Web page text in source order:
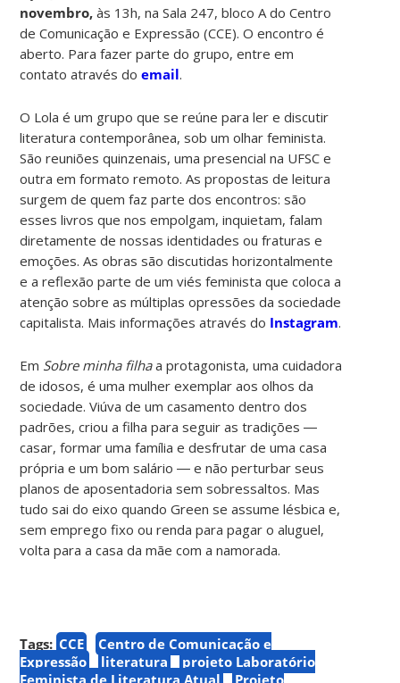
novembro, às 13h, na Sala 247, bloco A do Centro
de Comunicação e Expressão (CCE). O encontro é
aberto. Para fazer parte do grupo, entre em
contato através doemail.
O Lola é um grupo que se reúne para ler e discutir
literatura contemporânea, sob um olhar feminista.
São reuniões quinzenais, uma presencial na UFSC e
outra em formato remoto. As propostas de leitura
surgem de quem faz parte dos encontros: são
esses livros que nos empolgam, inquietam, falam
diretamente de nossas identidades ou fraturas e
emoções. As obras são discutidas horizontalmente
e a reflexão parte de um viés feminista que coloca a
atenção sobre as múltiplas opressões da sociedade
capitalista. Mais informações através do Instagram.
Em Sobre minha filhaa protagonista, uma cuidadora
de idosos, é uma mulher exemplar aos olhos da
sociedade. Viúva de um casamento dentro dos
padrões, criou a filha para seguir as tradições ―
casar, formar uma família e desfrutar de uma casa
própria e um bom salário ― e não perturbar seus
planos de aposentadoria sem sobressaltos. Mas
tudo sai do eixo quando Green se assume lésbica e,
sem emprego fixo ou renda para pagar o aluguel,
volta para a casa da mãe com a namorada.
Tags: CCE
Centro de Comunicação e
Expressão
literatura
projeto Laboratório
Feminista de Literatura Atual
Projeto